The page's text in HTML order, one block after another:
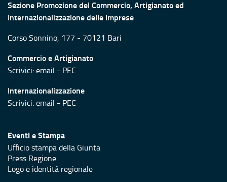
Sezione Promozione del Commercio, Artigianato ed
Internazionalizzazione delle Imprese
Corso Sonnino, 177 - 70121 Bari
Commercio e Artigianato
Scrivici:email - PEC
Internazionalizzazione
Scrivici:email - PEC
Eventi e Stampa
Ufficio stampa della Giunta
Press Regione
Logo e identità regionale